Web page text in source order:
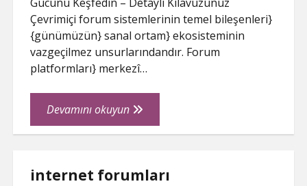
Çevrimiçi forum sistemlerinin temel bileşenleri}
{günümüzün} sanal ortam} ekosisteminin
vazgeçilmez unsurlarındandır. Forum
platformları} merkezî…
Devamını okuyunWeb
Forum
internet forumları